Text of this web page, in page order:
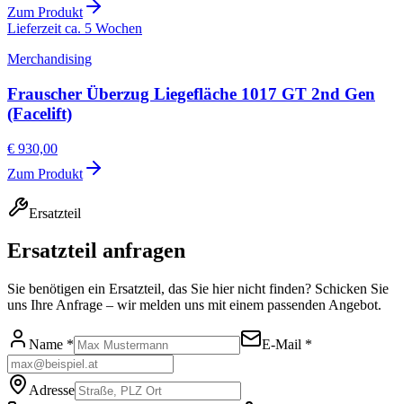
Zum Produkt
Lieferzeit ca. 5 Wochen
Merchandising
Frauscher Überzug Liegefläche 1017 GT 2nd Gen
(Facelift)
€ 930,00
Zum Produkt
Ersatzteil
Ersatzteil anfragen
Sie benötigen ein Ersatzteil, das Sie hier nicht finden? Schicken Sie
uns Ihre Anfrage – wir melden uns mit einem passenden Angebot.
Name * E-Mail *
Adresse